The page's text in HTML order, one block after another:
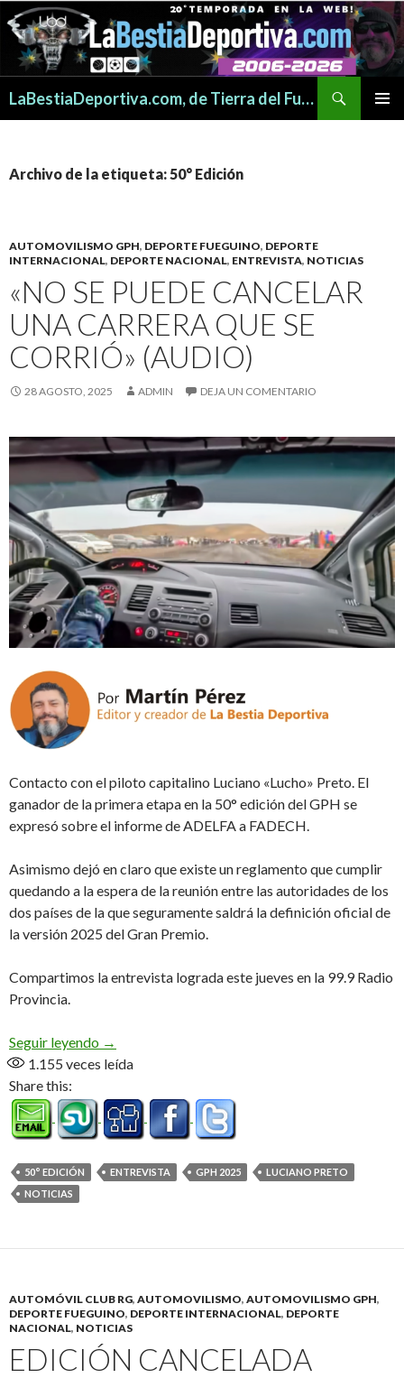
LaBestiaDeportiva.com, de Tierra del Fuego para todo el mundo
Archivo de la etiqueta: 50° Edición
AUTOMOVILISMO GPH, DEPORTE FUEGUINO, DEPORTE
INTERNACIONAL, DEPORTE NACIONAL, ENTREVISTA, NOTICIAS
«NO SE PUEDE CANCELAR
UNA CARRERA QUE SE
CORRIÓ» (AUDIO)
28 AGOSTO, 2025 ADMIN DEJA UN COMENTARIO
Contacto con el piloto capitalino Luciano «Lucho» Preto. El
ganador de la primera etapa en la 50° edición del GPH se
expresó sobre el informe de ADELFA a FADECH.
Asimismo dejó en claro que existe un reglamento que cumplir
quedando a la espera de la reunión entre las autoridades de los
dos países de la que seguramente saldrá la definición oficial de
la versión 2025 del Gran Premio.
Compartimos la entrevista lograda este jueves en la 99.9 Radio
Provincia.
Seguir leyendo «No se puede cancelar una carrera que se
→
1.155 veces leída
Share this:
50° EDICIÓN ENTREVISTA GPH 2025
LUCIANO PRETO
NOTICIAS
AUTOMÓVIL CLUB RG, AUTOMOVILISMO, AUTOMOVILISMO GPH,
DEPORTE FUEGUINO, DEPORTE INTERNACIONAL, DEPORTE
NACIONAL, NOTICIAS
EDICIÓN CANCELADA